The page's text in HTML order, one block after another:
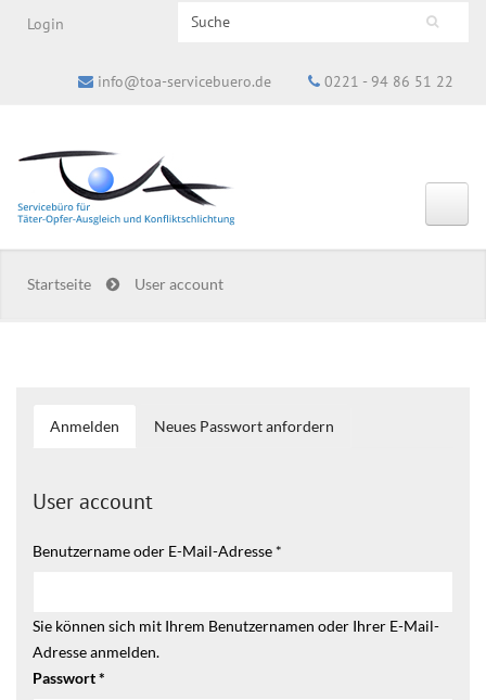
Login Suchformular
Search this site
info@toa-servicebuero.de 0221 - 94 86 51 22
Startseite User account
Haupt-Reiter
Anmelden (aktiverNeues Passwort anfordern
User account
Benutzername oder E-Mail-Adresse *
Sie können sich mit Ihrem Benutzernamen oder Ihrer E-Mail-
Adresse anmelden.
Passwort*